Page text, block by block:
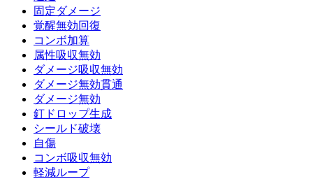
固定ダメージ
覚醒無効回復
コンボ加算
属性吸収無効
ダメージ吸収無効
ダメージ無効貫通
ダメージ無効
釘ドロップ生成
シールド破壊
自傷
コンボ吸収無効
軽減ループ